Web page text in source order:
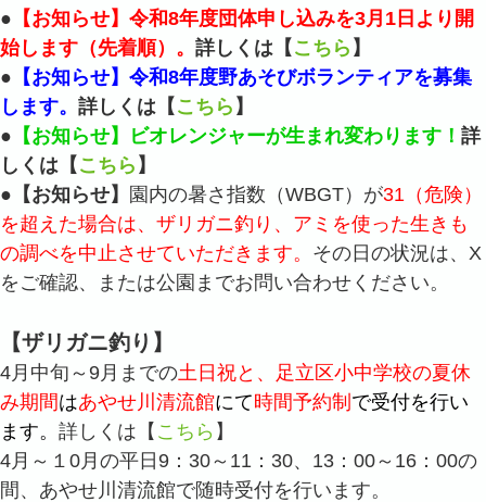
● 【お知らせ】令和8年度団体申し込みを3月1日より開
始します（先着順）。 詳しくは【 こちら 】
● 【お知らせ】令和8年度野あそびボランティアを募集
します。 詳しくは【 こちら 】
● 【お知らせ】ビオレンジャーが生まれ変わります！ 詳
しくは【 こちら 】
● 【お知らせ】 園内の暑さ指数（WBGT）が31（危険）
を超えた場合は、ザリガニ釣り、アミを使った生きも
の調べを中止させていただきます。 その日の状況は、X
をご確認、または公園までお問い合わせください。
【ザリガニ釣り】
4月中旬～9月までの土日祝と、足立区小中学校の夏休
み期間はあやせ川清流館にて時間予約制 で受付を行い
ます。 詳しくは【 こちら 】
4月～１0月の平日9：30～11：30、13：00～16：00の
間、あやせ川清流館で随時受付を行います。